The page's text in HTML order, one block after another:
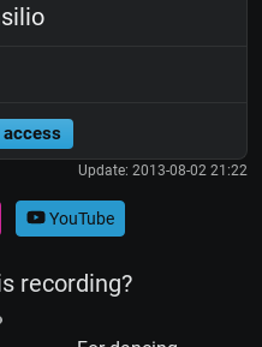
access
Update: 2013-08-02 21:22
YouTube
recording?